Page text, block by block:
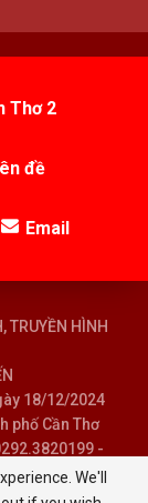
Thơ 2
đề
Email
TRUYỀN HÌNH
18/12/2024
phố Cần Thơ
-
We'll